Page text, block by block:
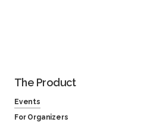
The Product
Events
For Organizers